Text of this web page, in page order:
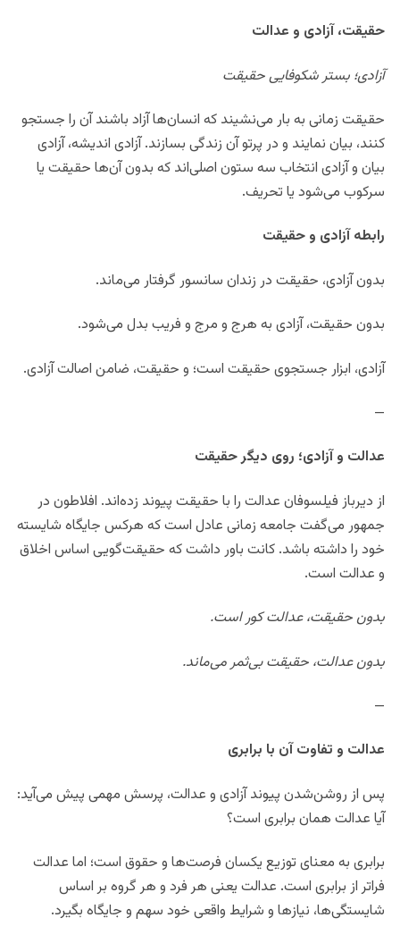
حقیقت، آزادی و عدالت
آزادی؛ بستر شکوفایی حقیقت
حقیقت زمانی به بار می‌نشیند که انسان‌ها آزاد باشند آن را جستجو
کنند، بیان نمایند و در پرتو آن زندگی بسازند. آزادی اندیشه، آزادی
بیان و آزادی انتخاب سه ستون اصلی‌اند که بدون آن‌ها حقیقت یا
سرکوب می‌شود یا تحریف.
رابطه آزادی و حقیقت
بدون آزادی، حقیقت در زندان سانسور گرفتار می‌ماند.
بدون حقیقت، آزادی به هرج و مرج و فریب بدل می‌شود.
آزادی، ابزار جستجوی حقیقت است؛ و حقیقت، ضامن اصالت آزادی.
—
عدالت و آزادی؛ روی دیگر حقیقت
از دیرباز فیلسوفان عدالت را با حقیقت پیوند زده‌اند. افلاطون در
جمهور می‌گفت جامعه زمانی عادل است که هرکس جایگاه شایسته
خود را داشته باشد. کانت باور داشت که حقیقت‌گویی اساس اخلاق
و عدالت است.
بدون حقیقت، عدالت کور است.
بدون عدالت، حقیقت بی‌ثمر می‌ماند.
—
عدالت و تفاوت آن با برابری
پس از روشن‌شدن پیوند آزادی و عدالت، پرسش مهمی پیش می‌آید:
آیا عدالت همان برابری است؟
برابری به معنای توزیع یکسان فرصت‌ها و حقوق است؛ اما عدالت
فراتر از برابری است. عدالت یعنی هر فرد و هر گروه بر اساس
شایستگی‌ها، نیازها و شرایط واقعی خود سهم و جایگاه بگیرد.